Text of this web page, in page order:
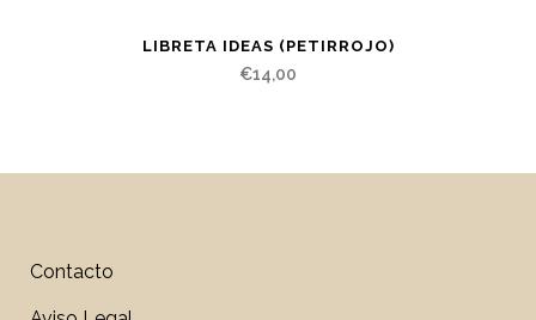
LIBRETA IDEAS (PETIRROJO)
€14,00
Contacto